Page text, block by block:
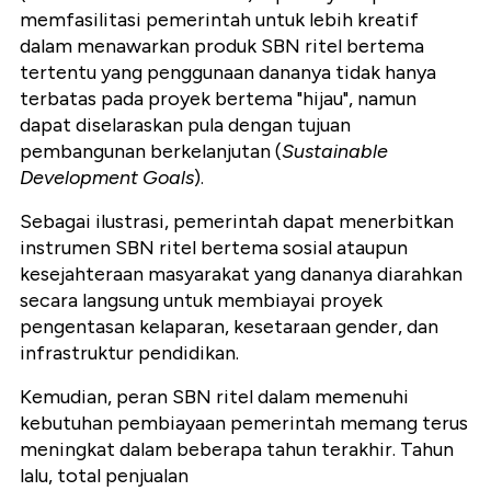
memfasilitasi pemerintah untuk lebih kreatif
dalam menawarkan produk SBN ritel bertema
tertentu yang penggunaan dananya tidak hanya
terbatas pada proyek bertema "hijau", namun
dapat diselaraskan pula dengan tujuan
pembangunan berkelanjutan (Sustainable
Development Goals).
Sebagai ilustrasi, pemerintah dapat menerbitkan
instrumen SBN ritel bertema sosial ataupun
kesejahteraan masyarakat yang dananya diarahkan
secara langsung untuk membiayai proyek
pengentasan kelaparan, kesetaraan gender, dan
infrastruktur pendidikan.
Kemudian, peran SBN ritel dalam memenuhi
kebutuhan pembiayaan pemerintah memang terus
meningkat dalam beberapa tahun terakhir. Tahun
lalu, total penjualan